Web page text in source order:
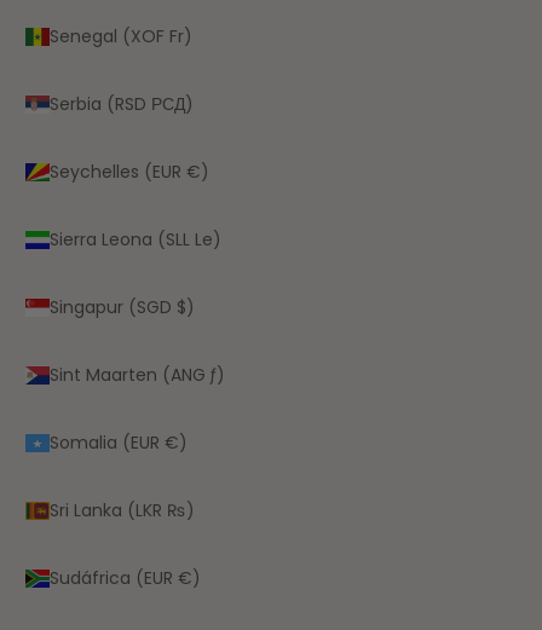
Senegal (XOF Fr)
Serbia (RSD РСД)
Seychelles (EUR €)
Sierra Leona (SLL Le)
Singapur (SGD $)
Sint Maarten (ANG ƒ)
Somalia (EUR €)
Sri Lanka (LKR ₨)
Sudáfrica (EUR €)